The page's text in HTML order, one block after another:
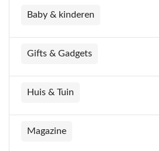
Baby & kinderen
Gifts & Gadgets
Huis & Tuin
Magazine